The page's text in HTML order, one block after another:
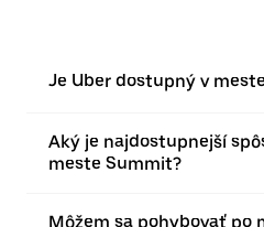
Je Uber dostupný v
Aký je najdostupnejší
meste Summit?
Môžem sa pohybovať po